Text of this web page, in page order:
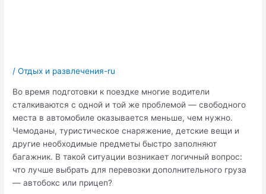
/Отдых и развлечения-ru
Во время подготовки к поездке многие водители
сталкиваются с одной и той же проблемой — свободного
места в автомобиле оказывается меньше, чем нужно.
Чемоданы, туристическое снаряжение, детские вещи и
другие необходимые предметы быстро заполняют
багажник. В такой ситуации возникает логичный вопрос:
что лучше выбрать для перевозки дополнительного груза
— автобокс или прицеп?